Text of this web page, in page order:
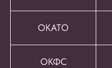
ОКАТО
ОКФС